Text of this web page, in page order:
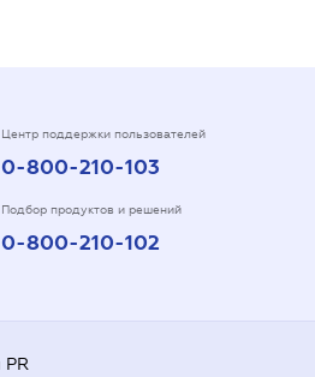
Центр поддержки пользователей
0-800-210-103
Подбор продуктов и решений
0-800-210-102
PR